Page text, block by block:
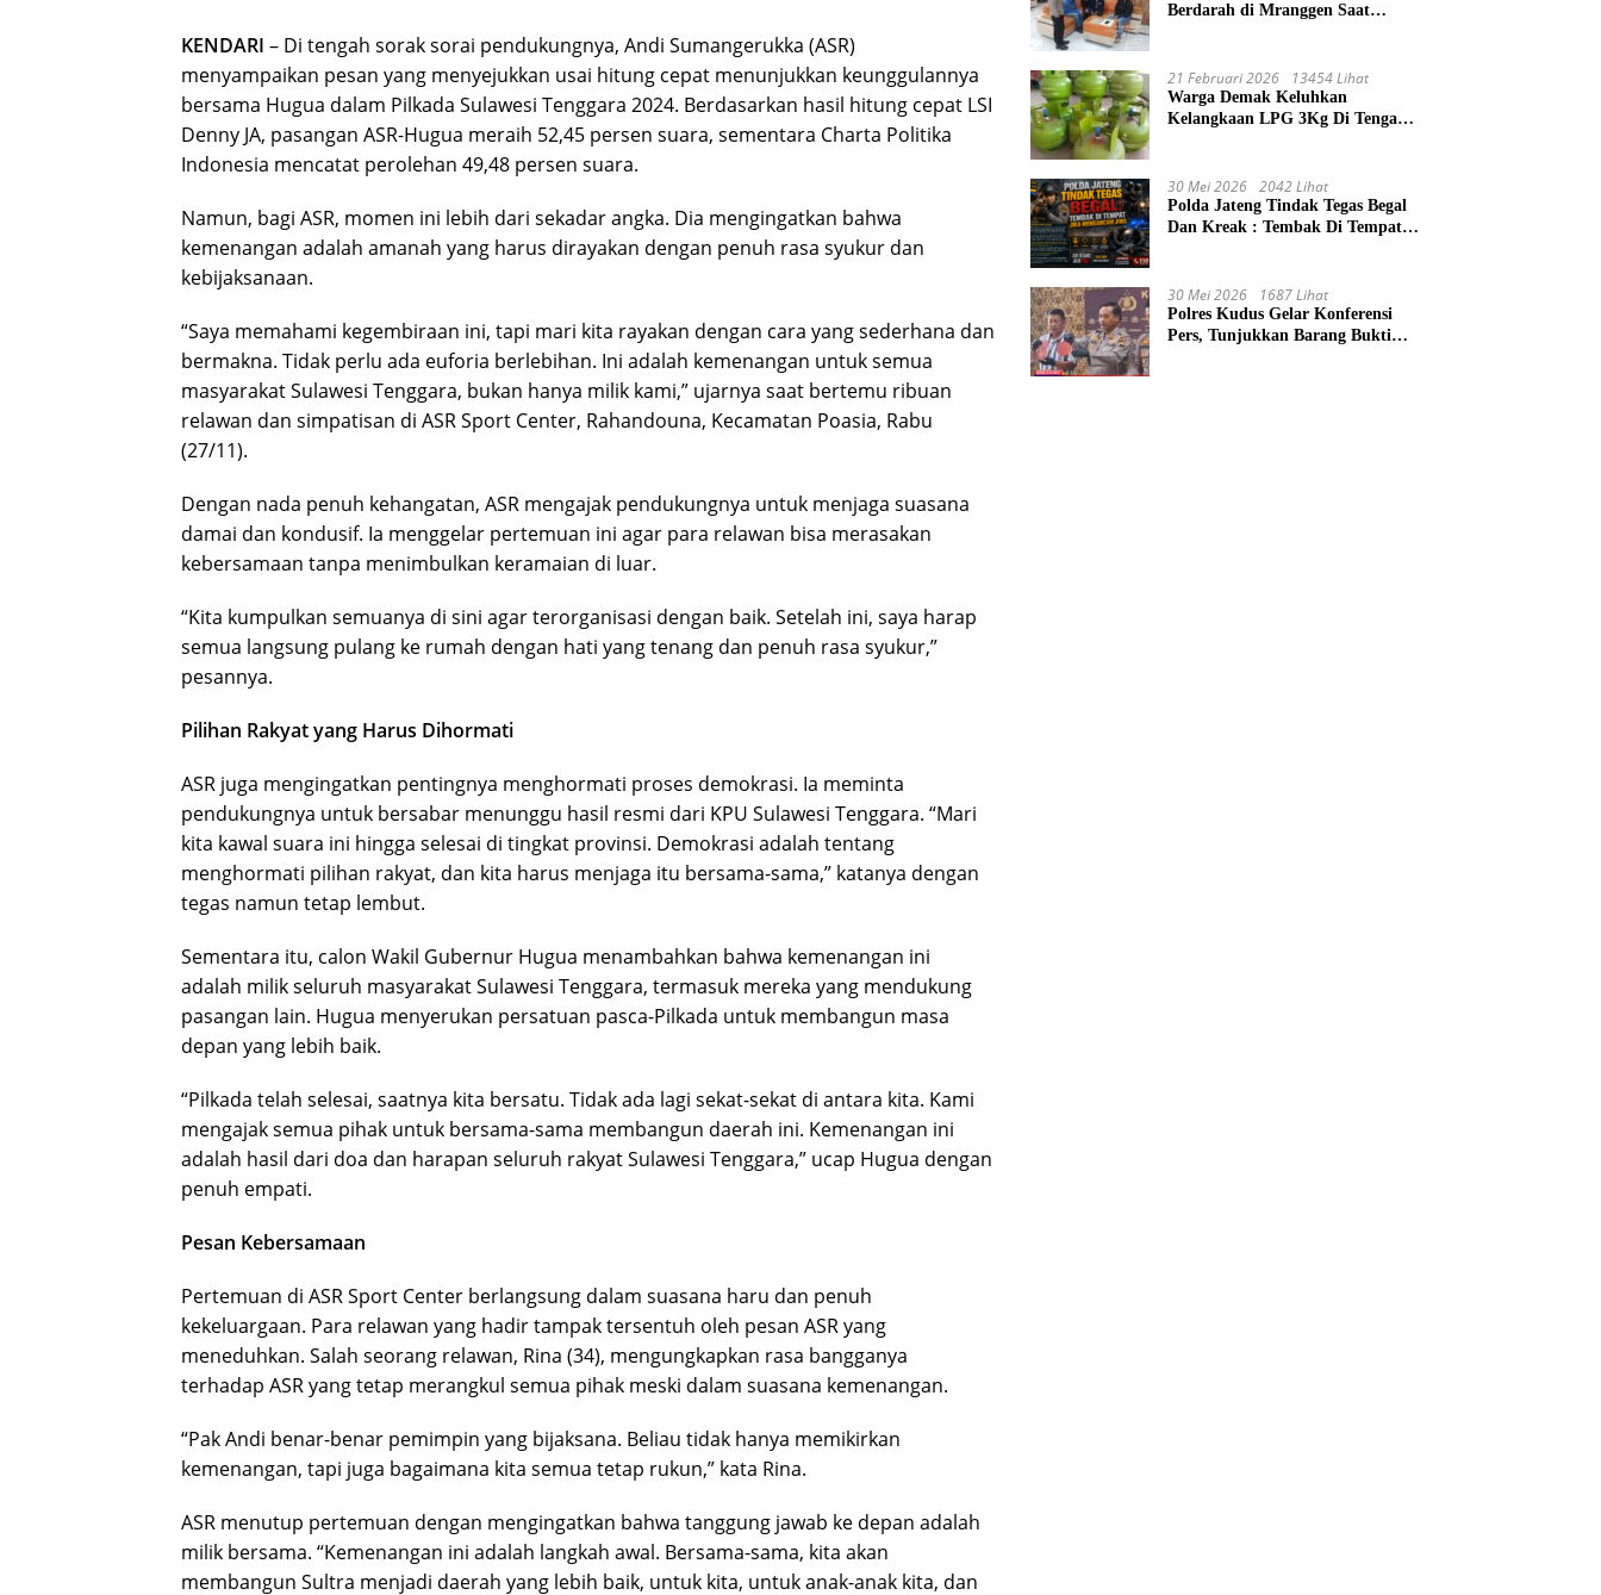
KENDARI – Di tengah sorak sorai pendukungnya, Andi Sumangerukka (ASR)
menyampaikan pesan yang menyejukkan usai hitung cepat menunjukkan keunggulannya
bersama Hugua dalam Pilkada Sulawesi Tenggara 2024. Berdasarkan hasil hitung cepat LSI
Denny JA, pasangan ASR-Hugua meraih 52,45 persen suara, sementara Charta Politika
Indonesia mencatat perolehan 49,48 persen suara.
Namun, bagi ASR, momen ini lebih dari sekadar angka. Dia mengingatkan bahwa
kemenangan adalah amanah yang harus dirayakan dengan penuh rasa syukur dan
kebijaksanaan.
“Saya memahami kegembiraan ini, tapi mari kita rayakan dengan cara yang sederhana dan
bermakna. Tidak perlu ada euforia berlebihan. Ini adalah kemenangan untuk semua
masyarakat Sulawesi Tenggara, bukan hanya milik kami,” ujarnya saat bertemu ribuan
relawan dan simpatisan di ASR Sport Center, Rahandouna, Kecamatan Poasia, Rabu
(27/11).
Dengan nada penuh kehangatan, ASR mengajak pendukungnya untuk menjaga suasana
damai dan kondusif. Ia menggelar pertemuan ini agar para relawan bisa merasakan
kebersamaan tanpa menimbulkan keramaian di luar.
“Kita kumpulkan semuanya di sini agar terorganisasi dengan baik. Setelah ini, saya harap
semua langsung pulang ke rumah dengan hati yang tenang dan penuh rasa syukur,”
pesannya.
Pilihan Rakyat yang Harus Dihormati
ASR juga mengingatkan pentingnya menghormati proses demokrasi. Ia meminta
pendukungnya untuk bersabar menunggu hasil resmi dari KPU Sulawesi Tenggara. “Mari
kita kawal suara ini hingga selesai di tingkat provinsi. Demokrasi adalah tentang
menghormati pilihan rakyat, dan kita harus menjaga itu bersama-sama,” katanya dengan
tegas namun tetap lembut.
Sementara itu, calon Wakil Gubernur Hugua menambahkan bahwa kemenangan ini
adalah milik seluruh masyarakat Sulawesi Tenggara, termasuk mereka yang mendukung
pasangan lain. Hugua menyerukan persatuan pasca-Pilkada untuk membangun masa
depan yang lebih baik.
“Pilkada telah selesai, saatnya kita bersatu. Tidak ada lagi sekat-sekat di antara kita. Kami
mengajak semua pihak untuk bersama-sama membangun daerah ini. Kemenangan ini
adalah hasil dari doa dan harapan seluruh rakyat Sulawesi Tenggara,” ucap Hugua dengan
penuh empati.
Pesan Kebersamaan
Pertemuan di ASR Sport Center berlangsung dalam suasana haru dan penuh
kekeluargaan. Para relawan yang hadir tampak tersentuh oleh pesan ASR yang
meneduhkan. Salah seorang relawan, Rina (34), mengungkapkan rasa bangganya
terhadap ASR yang tetap merangkul semua pihak meski dalam suasana kemenangan.
“Pak Andi benar-benar pemimpin yang bijaksana. Beliau tidak hanya memikirkan
kemenangan, tapi juga bagaimana kita semua tetap rukun,” kata Rina.
ASR menutup pertemuan dengan mengingatkan bahwa tanggung jawab ke depan adalah
milik bersama. “Kemenangan ini adalah langkah awal. Bersama-sama, kita akan
membangun Sultra menjadi daerah yang lebih baik, untuk kita, untuk anak-anak kita, dan
Berdarah di Mranggen Saat
21 Februari 2026 13454 Lihat
Warga Demak Keluhkan
Kelangkaan LPG 3Kg Di Tengah
30 Mei 2026 2042 Lihat
Polda Jateng Tindak Tegas Begal
Dan Kreak : Tembak Di Tempat
30 Mei 2026 1687 Lihat
Polres Kudus Gelar Konferensi
Pers, Tunjukkan Barang Bukti